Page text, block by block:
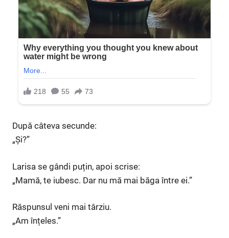
După câteva secunde:
„Și?”
Larisa se gândi puțin, apoi scrise:
„Mamă, te iubesc. Dar nu mă mai băga între ei.”
Răspunsul veni mai târziu.
„Am înțeles.”